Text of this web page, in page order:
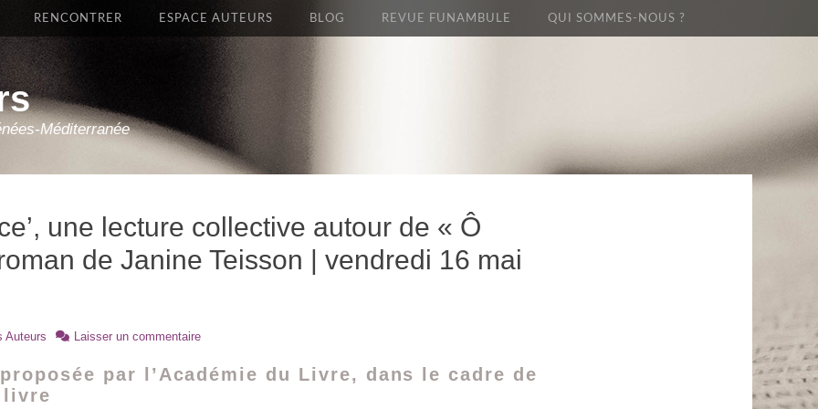
Méditerranée
RENCONTRER ESPACE AUTEURS BLOG REVUE FUNAMBULE QUI SOMMES-NOUS ?
une lecture collective autour de « Ô
de Janine Teisson | vendredi 16 mai
Auteurs Laisser un commentaire
par l’Académie du Livre, dans le cadre de
livre